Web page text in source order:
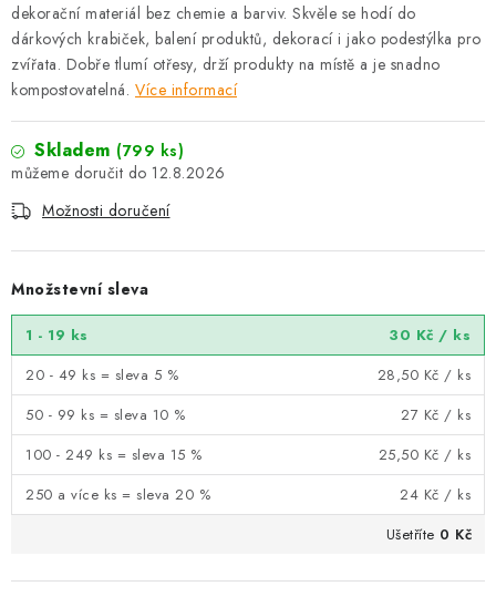
dekorační materiál bez chemie a barviv. Skvěle se hodí do
dárkových krabiček, balení produktů, dekorací i jako podestýlka pro
zvířata. Dobře tlumí otřesy, drží produkty na místě a je snadno
kompostovatelná. Více informací
Skladem (799 ks)
12.8.2026
Možnosti doručení
Množstevní sleva
1 - 19 ks 30 Kč / ks
20 - 49 ks = sleva 5 %
28,50 Kč / ks
50 - 99 ks = sleva 10 %
27 Kč / ks
100 - 249 ks = sleva 15 %
25,50 Kč / ks
250 a více ks = sleva 20 %
24 Kč / ks
Ušetříte 0 Kč